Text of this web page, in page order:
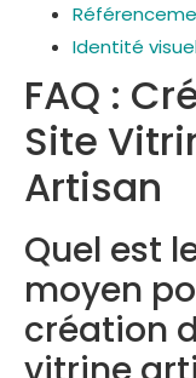
Identité
FAQ :
Site
Artisan
Quel est
moyen
création